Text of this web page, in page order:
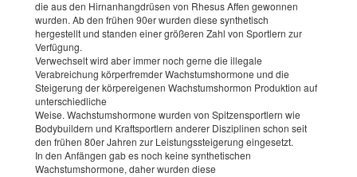
die aus den Hirnanhangdrüsen von Rhesus Affen gewonnen
wurden. Ab den frühen 90er wurden diese synthetisch
hergestellt und standen einer größeren Zahl von Sportlern zur
Verfügung.
Verwechselt wird aber immer noch gerne die illegale
Verabreichung körperfremder Wachstumshormone und die
Steigerung der körpereigenen Wachstumshormon Produktion auf
unterschiedliche
Weise. Wachstumshormone wurden von Spitzensportlern wie
Bodybuildern und Kraftsportlern anderer Disziplinen schon seit
den frühen 80er Jahren zur Leistungssteigerung eingesetzt.
In den Anfängen gab es noch keine synthetischen
Wachstumshormone, daher wurden diese